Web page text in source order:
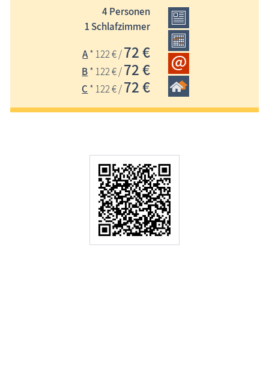
Ferienwohnung in ruhiger, idyllischer Lage, überdachte
Terrasse, Grill, Kamin, W-LAN, Parkplatz auf dem Grundstück
4 Personen
1 Schlafzimmer
A* 122 € /72 €
B* 122 € /72 €
C * 122 € /72 €